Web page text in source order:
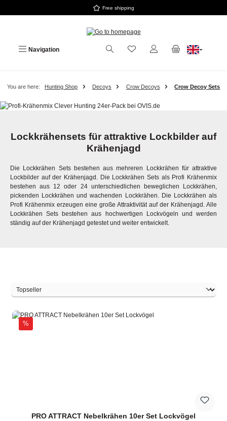
Free shipping
Navigation
You are here: Hunting Shop Decoys Crow Decoys Crow Decoy Sets
Lockkrähensets für attraktive Lockbilder auf
Krähenjagd
Die Lockkrähen Sets bestehen aus mehreren Lockkrähen für attraktive
Lockbilder auf der Krähenjagd. Die Lockkrähen Sets als Profi Krähenmix
bestehen aus 12 oder 24 unterschiedlichen beweglichen Lockkrähen,
pickenden Lockkrähen und wachenden Lockkrähen. Die Lockkrähen als
Profi Krähenmix erzeugen eine große Attraktivität auf der Krähenjagd. Alle
Lockkrähen Sets bestehen aus hochwertigen Lockvögeln und werden
ständig auf der Krähenjagd getestet und weiter entwickelt.
%Discount
PRO ATTRACT Nebelkrähen 10er Set Lockvögel